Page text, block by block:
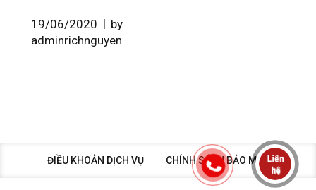
19/06/2020
by
adminrichnguyen
ĐIỀU KHOẢN DỊCH VỤ CHÍNH SÁCH BẢO MẬT